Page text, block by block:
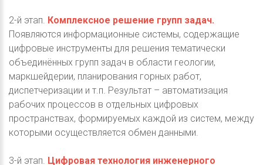
2-й этап. Комплексное решение групп задач.
Появляются информационные системы, содержащие
цифровые инструменты для решения тематически
объединённых групп задач в области геологии,
маркшейдерии, планирования горных работ,
диспетчеризации и т.п. Результат – автоматизация
рабочих процессов в отдельных цифровых
пространствах, формируемых каждой из систем, между
которыми осуществляется обмен данными.
3-й этап. Цифровая технология инженерного